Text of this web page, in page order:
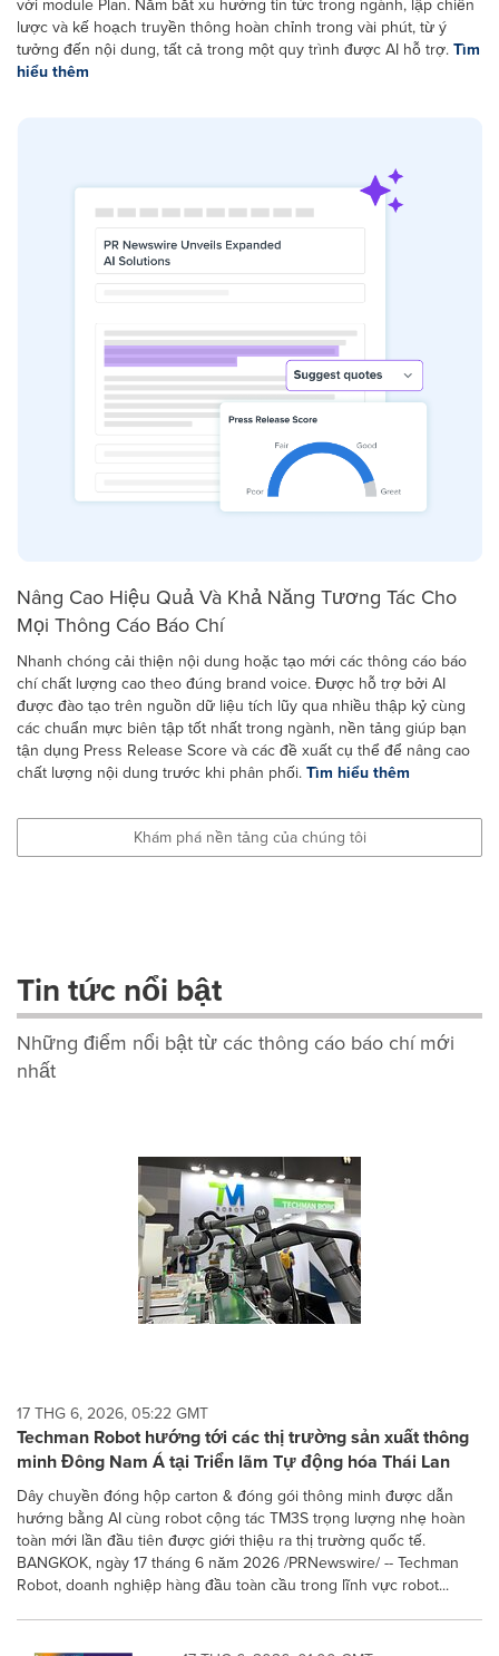
với module Plan. Nắm bắt xu hướng tin tức trong ngành, lập chiến
lược và kế hoạch truyền thông hoàn chỉnh trong vài phút, từ ý
tưởng đến nội dung, tất cả trong một quy trình được AI hỗ trợ.Tìm
hiểu thêm
Nâng Cao Hiệu Quả Và Khả Năng Tương Tác Cho
Mọi Thông Cáo Báo Chí
Nhanh chóng cải thiện nội dung hoặc tạo mới các thông cáo báo
chí chất lượng cao theo đúng brand voice. Được hỗ trợ bởi AI
được đào tạo trên nguồn dữ liệu tích lũy qua nhiều thập kỷ cùng
các chuẩn mực biên tập tốt nhất trong ngành, nền tảng giúp bạn
tận dụng Press Release Score và các đề xuất cụ thể để nâng cao
chất lượng nội dung trước khi phân phối.Tìm hiểu thêm
Khám phá nền tảng của chúng tôi
Tin tức nổi bật
Những điểm nổi bật từ các thông cáo báo chí mới
nhất
17 THG 6, 2026, 05:22 GMT
Techman Robot hướng tới các thị trường sản xuất thông
minh Đông Nam Á tại Triển lãm Tự động hóa Thái Lan
Dây chuyền đóng hộp carton & đóng gói thông minh được dẫn
hướng bằng AI cùng robot cộng tác TM3S trọng lượng nhẹ hoàn
toàn mới lần đầu tiên được giới thiệu ra thị trường quốc tế.
BANGKOK, ngày 17 tháng 6 năm 2026 /PRNewswire/ -- Techman
Robot, doanh nghiệp hàng đầu toàn cầu trong lĩnh vực robot...